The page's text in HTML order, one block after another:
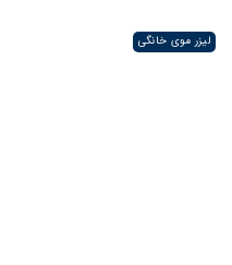
لیزر موی خانگی